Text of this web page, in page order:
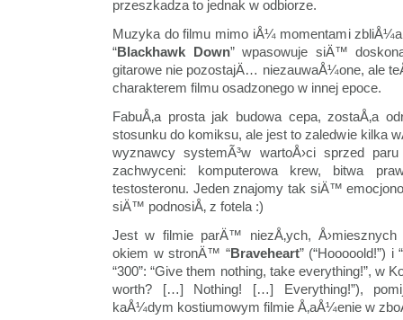
przeszkadza to jednak w odbiorze.
Muzyka do filmu mimo iÅ¼ momentami
“Blackhawk Down” wpasowuje siÄ™
gitarowe nie pozostajÄ… niezauwaÅ¼one, ale
charakterem filmu osadzonego w innej epoce.
FabuÅ‚a prosta jak budowa cepa, zostaÅ‚a
stosunku do komiksu, ale jest to zaledwie kilka
wyznawcy systemÃ³w wartoÅ›ci sprzed
zachwyceni: komputerowa krew, bitwa
testosteronu. Jeden znajomy tak siÄ™
siÄ™ podnosiÅ‚ z fotela :)
Jest w filmie parÄ™ niezÅ‚ych,
okiem w stronÄ™ “Braveheart” (“Hooooold!”) i “
“300”: “Give them nothing, take everything!”, w
worth? […] Nothing! […] Everything!”),
kaÅ¼dym kostiumowym filmie Å‚aÅ¼enie w